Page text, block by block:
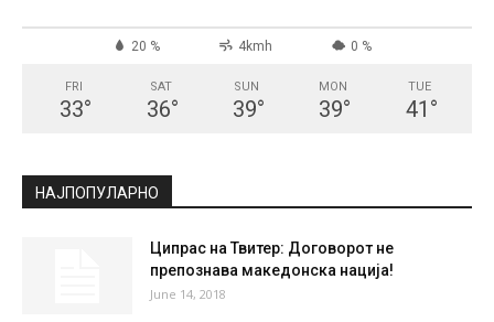
20 % 4kmh 0 %
FRI
33°
SAT
36°
SUN
39°
MON
39°
TUE
41 °
НАЈПОПУЛАРНО
Ципрас на Твитер: Договорот не
препознава македонска нација!
June 14, 2018